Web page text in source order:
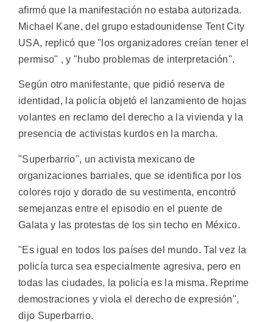
afirmó que la manifestación no estaba autorizada.
Michael Kane, del grupo estadounidense Tent City
USA, replicó que "los organizadores creían tener el
permiso" , y "hubo problemas de interpretación".
Según otro manifestante, que pidió reserva de
identidad, la policía objetó el lanzamiento de hojas
volantes en reclamo del derecho a la vivienda y la
presencia de activistas kurdos en la marcha.
"Superbarrio", un activista mexicano de
organizaciones barriales, que se identifica por los
colores rojo y dorado de su vestimenta, encontró
semejanzas entre el episodio en el puente de
Galata y las protestas de los sin techo en México.
"Es igual en todos los países del mundo. Tal vez la
policía turca sea especialmente agresiva, pero en
todas las ciudades, la policía es la misma. Reprime
demostraciones y viola el derecho de expresión",
dijo Superbarrio.